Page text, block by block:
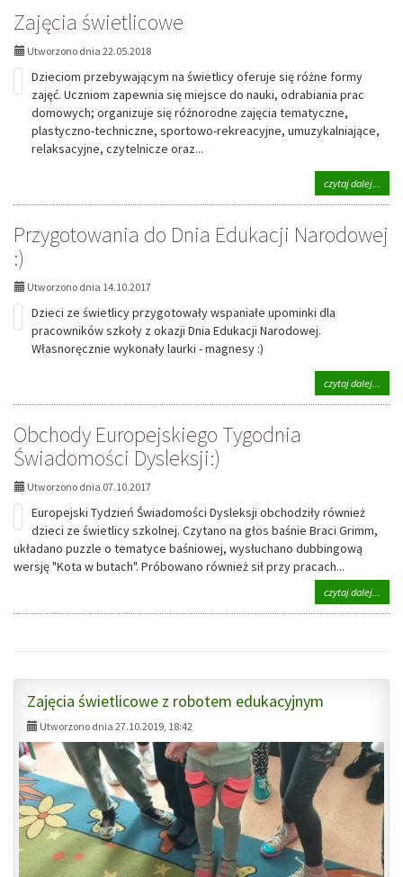
Zajęcia świetlicowe
Utworzono dnia 22.05.2018
Dzieciom przebywającym na świetlicy oferuje się różne formy
zajęć. Uczniom zapewnia się miejsce do nauki, odrabiania prac
domowych; organizuje się różnorodne zajęcia tematyczne,
plastyczno-techniczne, sportowo-rekreacyjne, umuzykalniające,
relaksacyjne, czytelnicze oraz...
czytaj dalej...
Przygotowania do Dnia Edukacji Narodowej
:)
Utworzono dnia 14.10.2017
Dzieci ze świetlicy przygotowały wspaniałe upominki dla
pracowników szkoły z okazji Dnia Edukacji Narodowej.
Własnoręcznie wykonały laurki - magnesy :)
czytaj dalej...
Obchody Europejskiego Tygodnia
Świadomości Dysleksji:)
Utworzono dnia 07.10.2017
Europejski Tydzień Świadomości Dysleksji obchodziły również
dzieci ze świetlicy szkolnej. Czytano na głos baśnie Braci Grimm,
układano puzzle o tematyce baśniowej, wysłuchano dubbingową
wersję "Kota w butach". Próbowano również sił przy pracach...
czytaj dalej...
GALERIE:
Zajęcia świetlicowe z robotem edukacyjnym
Utworzono dnia 27.10.2019, 18:42